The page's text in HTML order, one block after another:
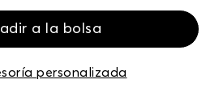
a la bolsa
personalizada